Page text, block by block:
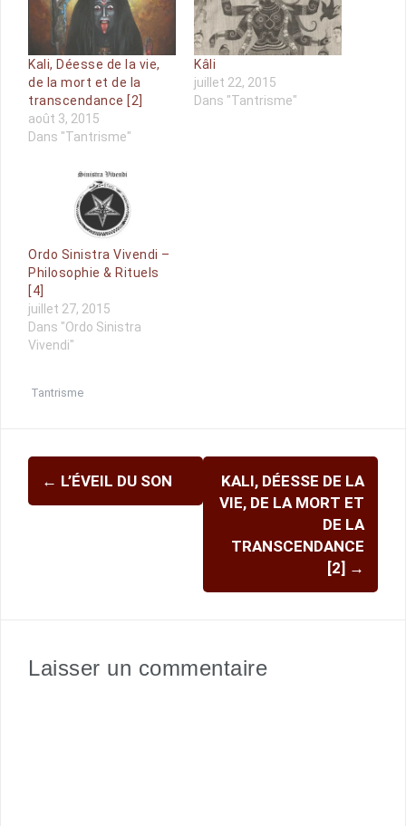
Kali, Déesse de la vie,
de la mort et de la
transcendance [2]
août 3, 2015
Dans "Tantrisme"
Kâli
juillet 22, 2015
Dans "Tantrisme"
Ordo Sinistra Vivendi –
Philosophie & Rituels
[4]
juillet 27, 2015
Dans "Ordo Sinistra
Vivendi"
Tantrisme
Navigation
d'article
← L’ÉVEIL DU SON
KALI, DÉESSE DE LA
VIE, DE LA MORT ET
DE LA
TRANSCENDANCE
[2] →
Laisser un commentaire